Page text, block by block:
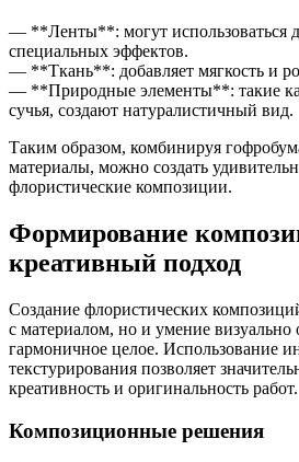
— **Ленты**: могут использоваться
специальных эффектов.
— **Ткань**: добавляет мягкость и
— **Природные элементы**: такие
сучья, создают натуралистичный вид.
Таким образом, комбинируя
материалы, можно создать
флористические композиции.
Формирование
креативный подход
Создание флористических
с материалом, но и умение визуально
гармоничное целое. Использование
текстурирования позволяет
креативность и оригинальность работ.
Композиционные решения